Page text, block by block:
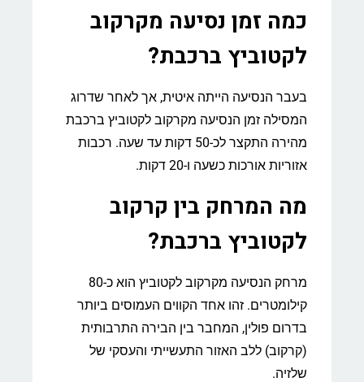
כמה זמן נסיעה מקרקוב
לקטוביץ ברכבת?
בעבר הנסיעה הייתה איטית, אך לאחר שדרוג
המסילה זמן הנסיעה מקרקוב לקטוביץ ברכבת
מהירה התקצר לכ-50 דקות עד שעה. רכבות
אזוריות אורכות כשעה ו-20 דקות.
מה המרחק בין קרקוב
לקטוביץ ברכבת?
מרחק הנסיעה מקרקוב לקטוביץ הוא כ-80
קילומטרים. זהו אחד הקווים העמוסים ביותר
בדרום פולין, המחבר בין הבירה התרבותית
(קרקוב) ללב האזור התעשייתי והעסקי של
שלזיה.